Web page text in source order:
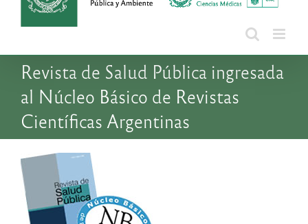
Revista de Salud Pública ingresada
al Núcleo Básico de Revistas
Científicas Argentinas